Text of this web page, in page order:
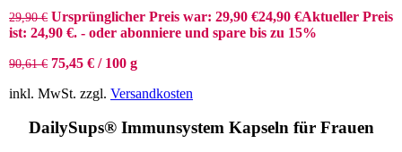
29,90€ Ursprünglicher Preis war: 29,90 €24,90 €Aktueller Preis
ist: 24,90 €. - oder abonniere und spare bis zu 15%
90,61€ 75,45 € / 100 g
inkl. MwSt. zzgl. Versandkosten
DailySups® Immunsystem Kapseln für Frauen